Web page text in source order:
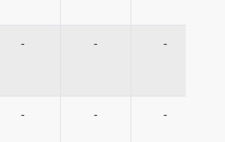
- - -
- - -